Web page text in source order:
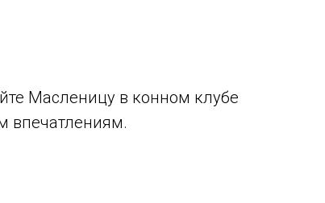
Масленицу в конном клубе
впечатлениям.